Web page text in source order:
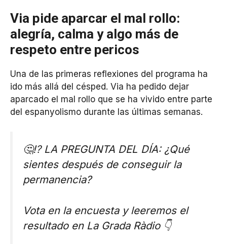
Via pide aparcar el mal rollo:
alegría, calma y algo más de
respeto entre pericos
Una de las primeras reflexiones del programa ha
ido más allá del césped. Via ha pedido dejar
aparcado el mal rollo que se ha vivido entre parte
del espanyolismo durante las últimas semanas.
🤔⁉ LA PREGUNTA DEL DÍA: ¿Qué
sientes después de conseguir la
permanencia?
Vota en la encuesta y leeremos el
resultado en La Grada Ràdio 👇